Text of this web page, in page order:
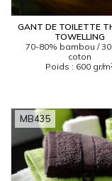
CARRYON
L'ENTREPRISE
SERVICES
MARQUES &
TECHNIQUES
BLOG
CONTACT
GANT DE TOILETTE
TOWELLING
70-80% bambou /
coton
Poids : 600 gr/
MB435